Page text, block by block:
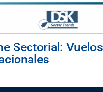
Sectorial: Vuelos